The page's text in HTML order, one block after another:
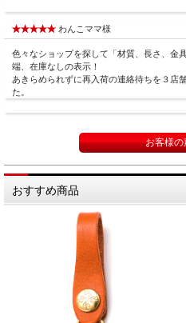
わんこママ様
色々なショップを探して「材質、長さ、金
端、在庫なしの表示！
あきらめられずに再入荷の連絡待ちを３店
た。
お客様の
おすすめ商品